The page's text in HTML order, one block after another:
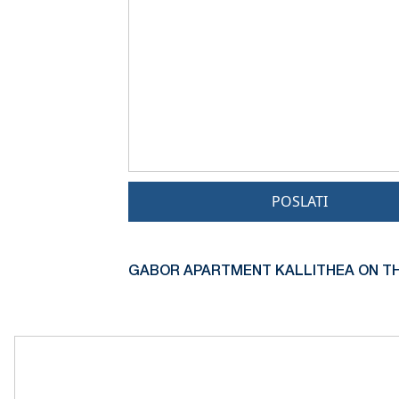
POSLATI
GABOR APARTMENT KALLITHEA ON